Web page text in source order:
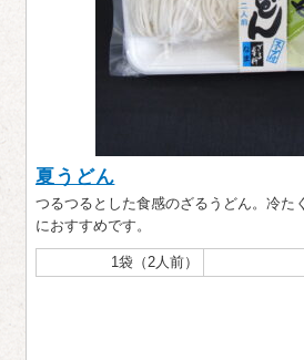
夏うどん
つるつるとした食感のざるうどん。冷た
におすすめです。
1袋（2人前）